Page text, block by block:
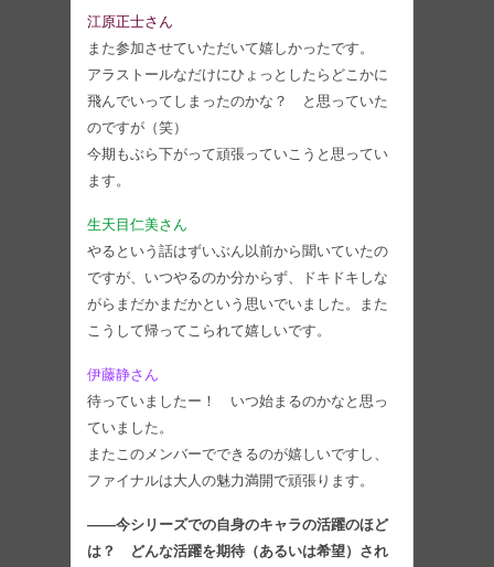
江原正士さん
また参加させていただいて嬉しかったです。
アラストールなだけにひょっとしたらどこかに
飛んでいってしまったのかな？ と思っていた
のですが（笑）
今期もぶら下がって頑張っていこうと思ってい
ます。
生天目仁美さん
やるという話はずいぶん以前から聞いていたの
ですが、いつやるのか分からず、ドキドキしな
がらまだかまだかという思いでいました。また
こうして帰ってこられて嬉しいです。
伊藤静さん
待っていましたー！ いつ始まるのかなと思っ
ていました。
またこのメンバーでできるのが嬉しいですし、
ファイナルは大人の魅力満開で頑張ります。
――今シリーズでの自身のキャラの活躍のほど
は？ どんな活躍を期待（あるいは希望）され